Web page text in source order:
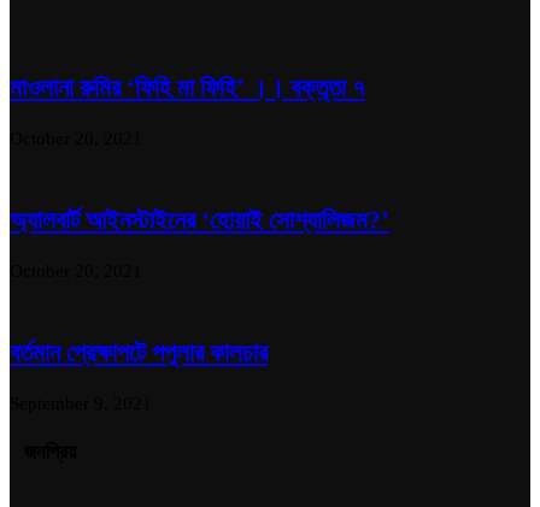
মাওলানা রুমির ‘ফিহি মা ফিহি’ ।। বক্তৃতা ৭
অ্যালবার্ট আইনস্টাইনের ‘হোয়াই সোশ্যালিজম?’
বর্তমান প্রেক্ষাপটে পপুলার কালচার